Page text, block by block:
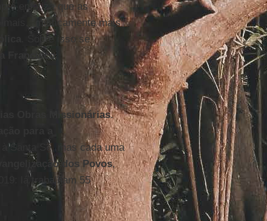
enfatiza que as
mais, "misticamente mais"
. Sobre isso se
Francisco.
Obras Missionárias.
para a
Santa Sé, mas cada uma
dos Povos,
lá trabalham 55